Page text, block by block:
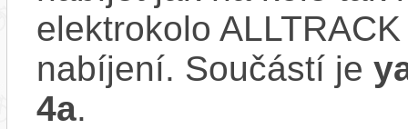
elektrokolo
nabíjení. Součástí je
4a.